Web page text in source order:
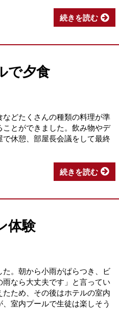
続きを読む
で夕食
どたくさんの種類の料理が準
とができました。飲み物やデ
休憩、部屋長会議をして最終
います。
続きを読む
体験
。朝から小雨がぱらつき、ビ
なら大丈夫です」と言ってい
ため、その後はホテルの室内
室内プールで生徒は楽しそう